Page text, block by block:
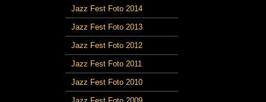
Jazz Fest Foto 2014
Jazz Fest Foto 2013
Jazz Fest Foto 2012
Jazz Fest Foto 2011
Jazz Fest Foto 2010